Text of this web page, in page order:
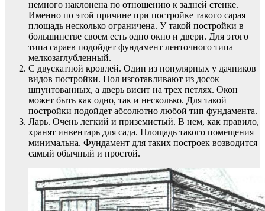
немного наклонена по отношению к задней стенке.
Именно по этой причине при постройке такого сарая
площадь несколько ограничена. У такой постройки в
большинстве своем есть одно окно и двери. Для этого
типа сараев подойдет фундамент ленточного типа
мелкозаглубленный.
С двускатной кровлей. Один из популярных у дачников
видов постройки. Пол изготавливают из досок
шпунтованных, а дверь висит на трех петлях. Окон
может быть как одно, так и несколько. Для такой
постройки подойдет абсолютно любой тип фундамента.
Ларь. Очень легкий и приземистый. В нем, как правило,
хранят инвентарь для сада. Площадь такого помещения
минимальна. Фундамент для таких построек возводится
самый обычный и простой.